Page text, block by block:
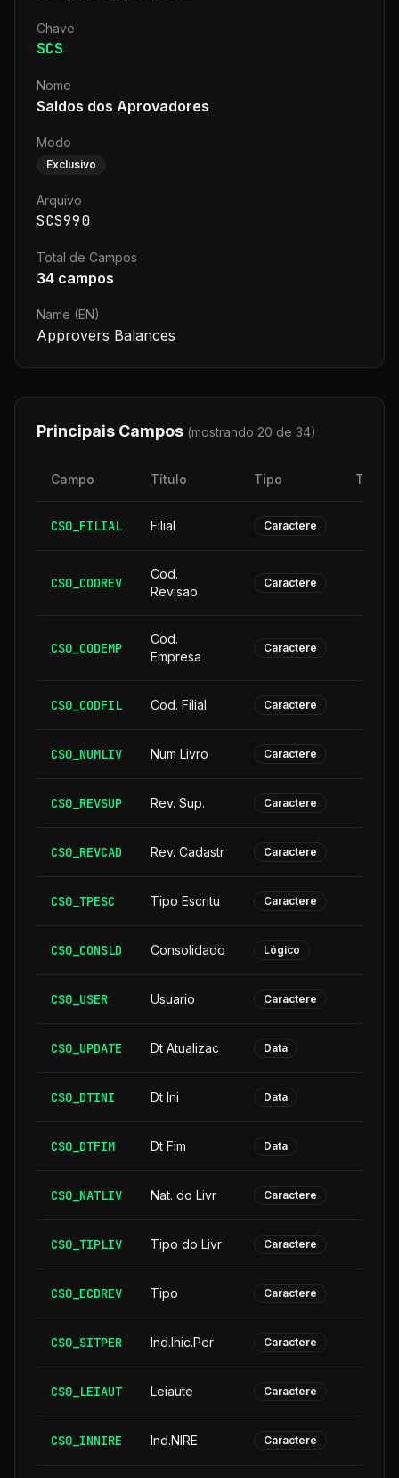
Chave
SCS
Nome
Saldos dos Aprovadores
Modo
Exclusivo
Arquivo
SCS990
Total de Campos
34 campos
Name (EN)
Approvers Balances
Principais Campos (mostrando 20 de 34)
Campo Título Tipo
CS0_FILIAL Filial Caractere
CS0_CODREV
Cod.
Revisao
Caractere
CS0_CODEMP
Cod.
Empresa
Caractere
CS0_CODFIL Cod. Filial Caractere
CS0_NUMLIV Num Livro Caractere
CS0_REVSUP Rev. Sup. Caractere
CS0_REVCAD Rev. Cadastr Caractere
CS0_TPESC Tipo Escritu Caractere
CS0_CONSLD Consolidado Lógico
CS0_USER Usuario Caractere
CS0_UPDATE Dt Atualizac Data
CS0_DTINI Dt Ini Data
CS0_DTFIM Dt Fim Data
CS0_NATLIV Nat. do Livr Caractere
CS0_TIPLIV Tipo do Livr Caractere
CS0_ECDREV Tipo Caractere
CS0_SITPER Ind.Inic.Per Caractere
CS0_LEIAUT Leiaute Caractere
CS0_INNIRE Ind.NIRE Caractere